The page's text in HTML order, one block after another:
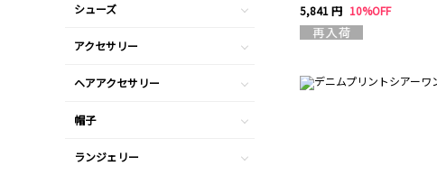
5,841 円 10%OFF
シューズ
アクセサリー
ヘアアクセサリー
帽子
ランジェリー